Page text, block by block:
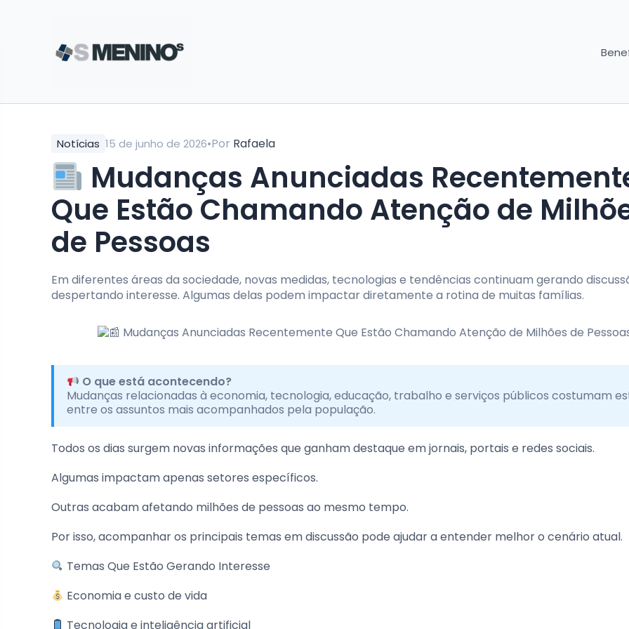
Notícias 15 de junho de 2026•Por Rafaela
Mudanças Anunciadas
Que Estão Chamando Atenção de
de Pessoas
Em diferentes áreas da sociedade, novas medidas, tecnologias e tendências continuam gerando
despertando interesse. Algumas delas podem impactar diretamente a rotina de muitas famílias.
O que está acontecendo?
Mudanças relacionadas à economia, tecnologia, educação, trabalho e serviços públicos costumam
entre os assuntos mais acompanhados pela população.
Todos os dias surgem novas informações que ganham destaque em jornais, portais e redes sociais.
Algumas impactam apenas setores específicos.
Outras acabam afetando milhões de pessoas ao mesmo tempo.
Por isso, acompanhar os principais temas em discussão pode ajudar a entender melhor o cenário atual.
Temas Que Estão Gerando Interesse
Economia e custo de vida
Tecnologia e inteligência artificial